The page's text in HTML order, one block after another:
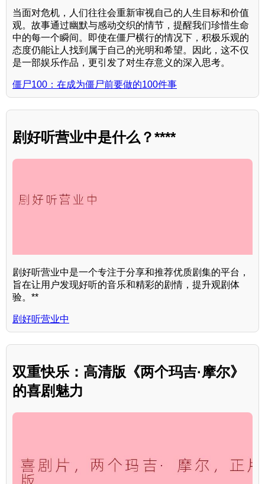
当面对危机，人们往往会重新审视自己的人生目标和价值
观。故事通过幽默与感动交织的情节，提醒我们珍惜生命
中的每一个瞬间。即使在僵尸横行的情况下，积极乐观的
态度仍能让人找到属于自己的光明和希望。因此，这不仅
是一部娱乐作品，更引发了对生存意义的深入思考。
僵尸100：在成为僵尸前要做的100件事
剧好听营业中是什么？****
剧好听营业中是一个专注于分享和推荐优质剧集的平台，
旨在让用户发现好听的音乐和精彩的剧情，提升观剧体
验。**
剧好听营业中
双重快乐：高清版《两个玛吉·摩尔》
的喜剧魅力